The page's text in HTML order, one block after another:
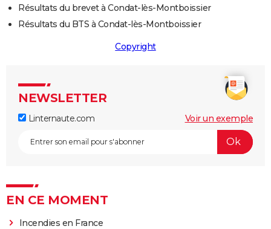
Résultats du brevet à Condat-lès-Montboissier
Résultats du BTS à Condat-lès-Montboissier
Copyright
NEWSLETTER
Linternaute.com Voir un exemple
EN CE MOMENT
Incendies en France